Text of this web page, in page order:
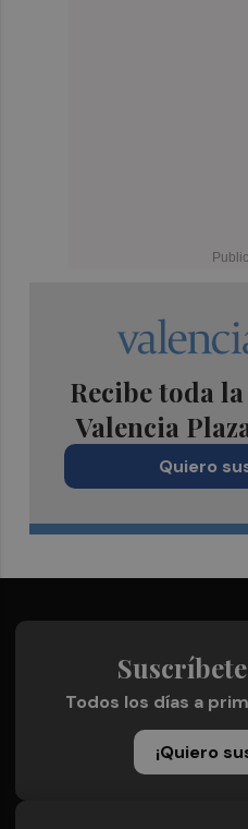
Recibe toda
Valencia
Quiero
Todos los días a
¡Quiero